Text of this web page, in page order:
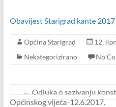
Obavijest Starigrad kante
Općina Starigrad
12.
Nekategorizirano
No
← Odluka o sazivanju
Općinskog vijeća-12.6.2017.